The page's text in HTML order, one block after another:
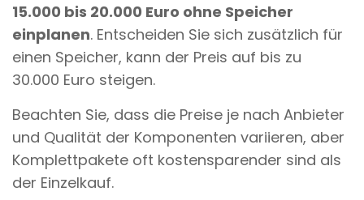
15.000 bis 20.000 Euro ohne Speicher
einplanen. Entscheiden Sie sich zusätzlich für
einen Speicher, kann der Preis auf bis zu
30.000 Euro steigen.
Beachten Sie, dass die Preise je nach Anbieter
und Qualität der Komponenten variieren, aber
Komplettpakete oft kostensparender sind als
der Einzelkauf.